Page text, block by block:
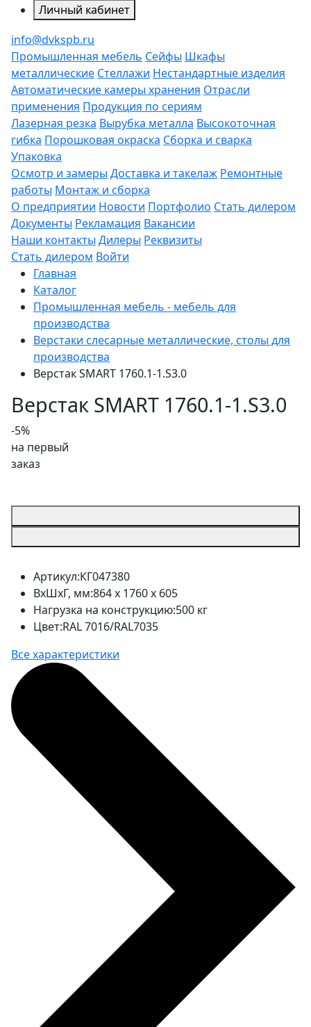
Личный кабинет
info@dvkspb.ru
Промышленная мебель Сейфы Шкафы
металлические Стеллажи Нестандартные изделия
Автоматические камеры хранения Отрасли
применения Продукция по сериям
Лазерная резка Вырубка металла Высокоточная
гибка Порошковая окраска Сборка и сварка
Упаковка
Осмотр и замеры Доставка и такелаж Ремонтные
работы Монтаж и сборка
О предприятии Новости Портфолио Стать дилером
Документы Рекламация Вакансии
Наши контакты Дилеры Реквизиты
Стать дилером Войти
Главная
Каталог
Промышленная мебель - мебель для
производства
Верстаки слесарные металлические, столы для
производства
Верстак SMART 1760.1-1.S3.0
Верстак SMART 1760.1-1.S3.0
-5%
на первый
заказ
Артикул:КГ047380
ВхШхГ, мм:864 x 1760 x 605
Нагрузка на конструкцию:500 кг
Цвет:RAL 7016/RAL7035
Все характеристики